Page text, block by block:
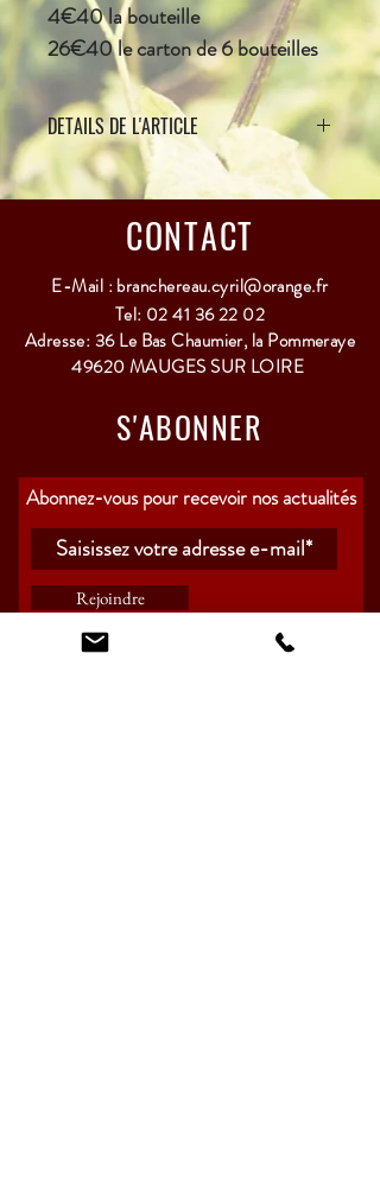
4€40 la bouteille
26€40 le carton de 6 bouteilles
DETAILS DE L'ARTICLE
Cette bouteille pétillante avec 0%vol
d'alcool permet aux petits comme au
grands de faire sauter le bouchon.
A consommer sans modération pour
toutes les occasions.
Cépage: Cabernet franc - Grolleau noir
Garde: 1 à 2 ans
CONTACT
E-Mail :branchereau.cyril@orange.fr
Tel: 02 41 36 22 02
Adresse: 36 Le Bas Chaumier, la Pommeraye
49620 MAUGES SUR LOIRE
S'ABONNER
Abonnez-vous pour recevoir nos actualités
Rejoindre